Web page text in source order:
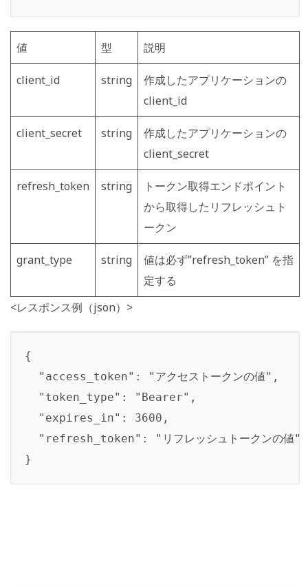
値 型 説明
client_id string
作成したアプリケーションの
client_id
client_secret string
作成したアプリケーションの
client_secret
refresh_token string
トークン取得エンドポイント
から取得したリフレッシュト
ークン
grant_type string
値は必ず”refresh_token” を指
定する
<レスポンス例（json）>
{
  "access_token": "アクセストークンの値",
  "token_type": "Bearer",
  "expires_in": 3600,
  "refresh_token": "リフレッシュトークンの値"
}